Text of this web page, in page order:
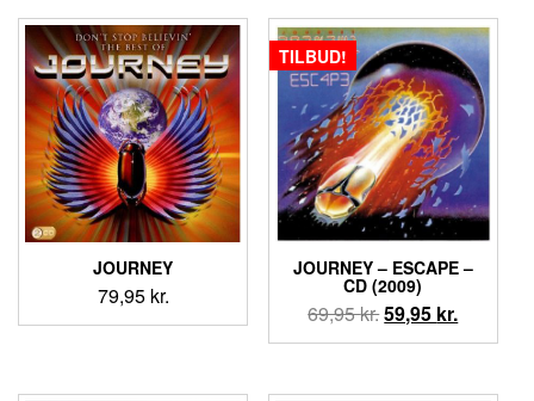
var:
79,95 kr..
er:
69,95 kr..
JOURNEY
79,95 kr.
TILBUD!
JOURNEY ‎– ESCAPE –
CD (2009)
69,95kr.Den
oprindelige
var:
59,95 kr.Den
aktuelle
er: